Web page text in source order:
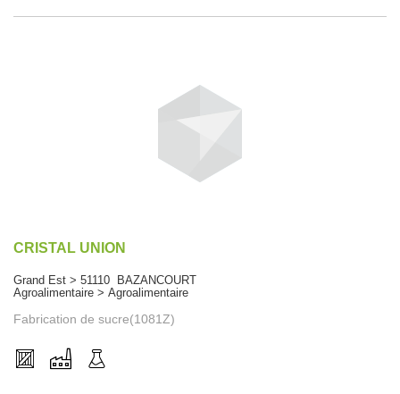
CRISTAL UNION
Grand Est > 51110 BAZANCOURT
Agroalimentaire > Agroalimentaire
Fabrication de sucre(1081Z)